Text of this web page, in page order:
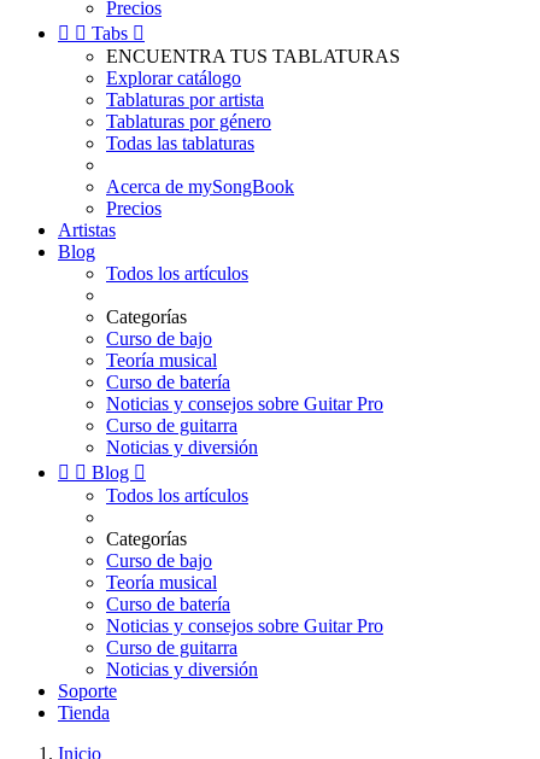
Precios
  Tabs 
ENCUENTRA TUS TABLATURAS
Explorar catálogo
Tablaturas por artista
Tablaturas por género
Todas las tablaturas
Acerca de mySongBook
Precios
Artistas
Blog
Todos los artículos
Categorías
Curso de bajo
Teoría musical
Curso de batería
Noticias y consejos sobre Guitar Pro
Curso de guitarra
Noticias y diversión
  Blog 
Todos los artículos
Categorías
Curso de bajo
Teoría musical
Curso de batería
Noticias y consejos sobre Guitar Pro
Curso de guitarra
Noticias y diversión
Soporte
Tienda
Inicio